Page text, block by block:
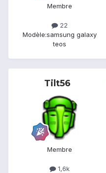
Membre
22
Modèle:samsung galaxy
teos
Tilt56
Membre
1,6k